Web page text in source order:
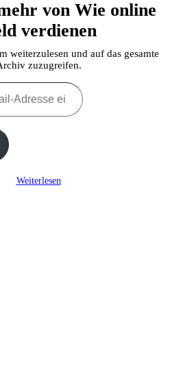
von Wie online
verdienen
weiterzulesen und auf das gesamte
zuzugreifen.
Weiterlesen